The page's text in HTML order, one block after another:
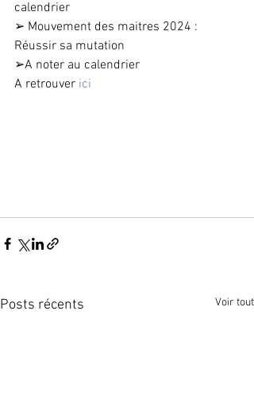
calendrier
➢ Mouvement des maitres 2024 :
Réussir sa mutation
➢A noter au calendrier
A retrouver ici
Posts récents Voir tout